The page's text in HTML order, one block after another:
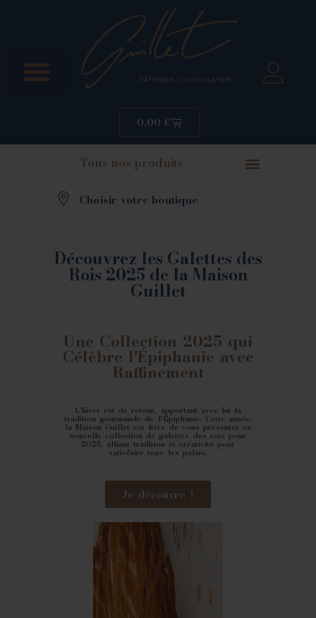
0.00 €
Tous nos produits
Choisir votre boutique
Découvrez les Galettes des
Rois 2025 de la Maison
Guillet
Une Collection 2025 qui
Célèbre l'Épiphanie avec
Raffinement
L'hiver est de retour, apportant avec lui la
tradition gourmande de l'Épiphanie. Cette année,
la Maison Guillet est fière de vous présenter sa
nouvelle collection de galettes des rois pour
2025, alliant tradition et créativité pour
satisfaire tous les palais.
Je découvre !